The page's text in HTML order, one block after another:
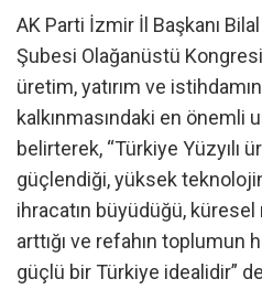
AK Parti İzmir İl Başkanı
Şubesi Olağanüstü
üretim, yatırım ve
kalkınmasındaki en önemli
belirterek, “Türkiye Yüzyılı
güçlendiği, yüksek
ihracatın büyüdüğü,
arttığı ve refahın toplumun
güçlü bir Türkiye idealidir”